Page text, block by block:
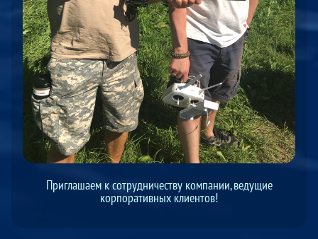
Приглашаем к сотрудничеству компании, ведущие
корпоративных клиентов!